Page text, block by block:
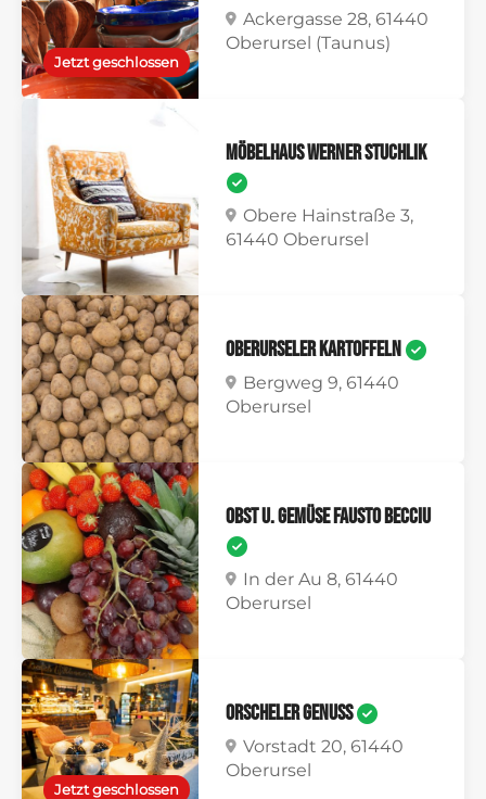
Jetzt geschlossen
Ackergasse 28, 61440
Oberursel (Taunus)
Möbelhaus Werner Stuchlik
Obere Hainstraße 3,
61440 Oberursel
Oberurseler Kartoffeln
Bergweg 9, 61440
Oberursel
Obst u. Gemüse Fausto Becciu
In der Au 8, 61440
Oberursel
Jetzt geschlossen
Orscheler Genuss
Vorstadt 20, 61440
Oberursel